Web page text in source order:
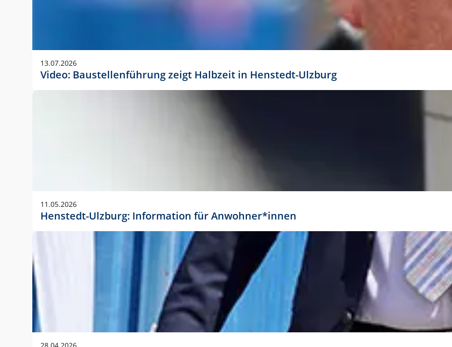
13.07.2026
Video: Baustellenführung zeigt Halbzeit in Henstedt-Ulzburg
11.05.2026
Henstedt-Ulzburg: Information für Anwohner*innen